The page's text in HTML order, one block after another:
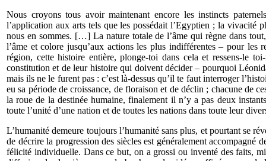
Nous croyons tous avoir maintenant encore les instincts
l’application aux arts tels que les possédait l’Egyptien ; la vivacité
nous en sommes. […] La nature totale de l’âme qui règne dans
l’âme et colore jusqu’aux actions les plus indifférentes – pour les
région, cette histoire entière, plonge-toi dans cela et ressens-le
constitution et de leur histoire qui doivent décider – pourquoi
mais ils ne le furent pas : c’est là-dessus qu’il te faut interroger
eu sa période de croissance, de floraison et de déclin ; chacune de
la roue de la destinée humaine, finalement il n’y a pas deux
toute l’unité d’une nation et de toutes les nations dans toute leur
L’humanité demeure toujours l’humanité sans plus, et pourtant se
de décrire la progression des siècles est générale­ment
félicité indivi­duelle. Dans ce but, on a grossi ou inventé des faits,